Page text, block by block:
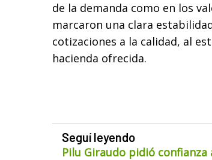
de la demanda como en los
marcaron una clara
cotizaciones a la calidad, al
hacienda ofrecida.
Seguí leyendo
Pilu Giraudo pidió